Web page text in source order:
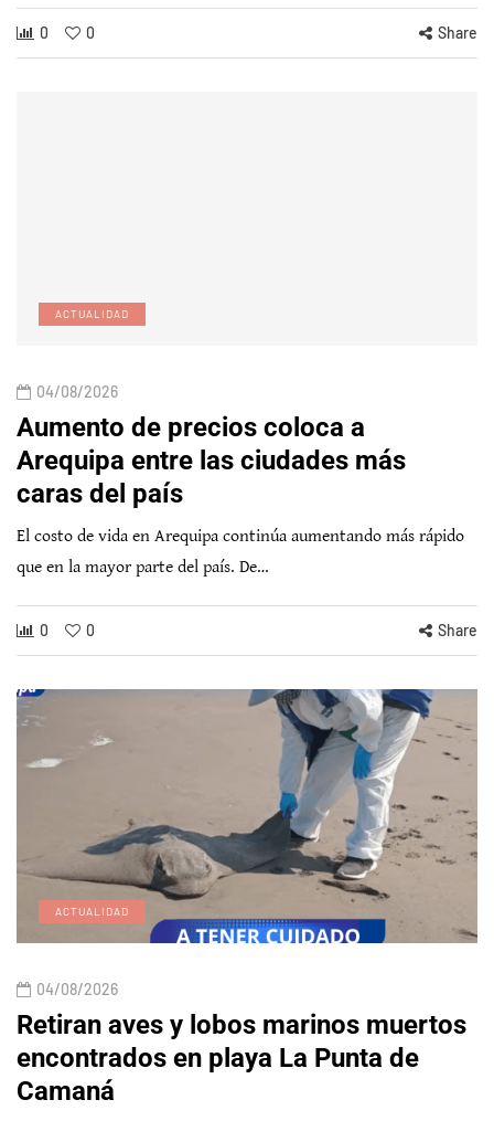
0 0 Share
ACTUALIDAD
04/08/2026
Aumento de precios coloca a
Arequipa entre las ciudades más
caras del país
El costo de vida en Arequipa continúa aumentando más rápido
que en la mayor parte del país. De…
0 0 Share
ACTUALIDAD
04/08/2026
Retiran aves y lobos marinos muertos
encontrados en playa La Punta de
Camaná